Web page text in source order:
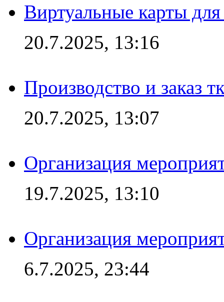
Виртуальные карты
20.7.2025, 13:16
Производство и заказ
20.7.2025, 13:07
Организация
19.7.2025, 13:10
Организация
6.7.2025, 23:44